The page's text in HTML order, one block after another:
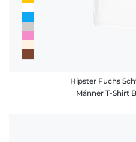
Hipster Fuchs
Männer T-Shirt